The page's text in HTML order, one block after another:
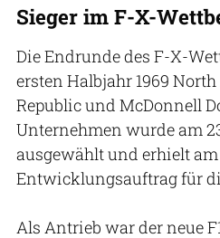
Sieger im F-X-
Die Endrunde des F-X-
ersten Halbjahr 1969
Republic und McDonnell
Unternehmen wurde am
ausgewählt und erhielt am
Entwicklungsauftrag für
Als Antrieb war der neue